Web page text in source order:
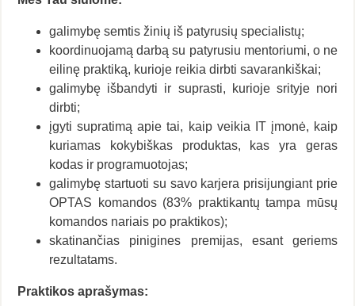
galimybę semtis žinių iš patyrusių specialistų;
koordinuojamą darbą su patyrusiu mentoriumi, o ne
eilinę praktiką, kurioje reikia dirbti savarankiškai;
galimybę išbandyti ir suprasti, kurioje srityje nori
dirbti;
įgyti supratimą apie tai, kaip veikia IT įmonė, kaip
kuriamas kokybiškas produktas, kas yra geras
kodas ir programuotojas;
galimybę startuoti su savo karjera prisijungiant prie
OPTAS komandos (83% praktikantų tampa mūsų
komandos nariais po praktikos);
skatinančias pinigines premijas, esant geriems
rezultatams.
Praktikos aprašymas: